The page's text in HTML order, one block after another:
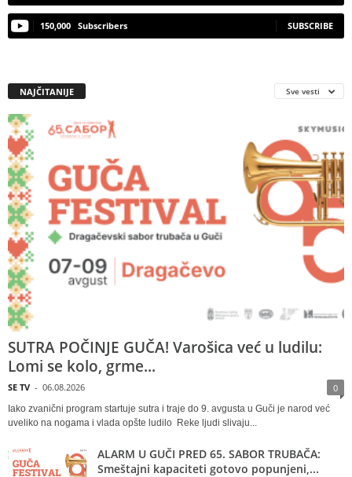
150,000 Subscribers SUBSCRIBE
NAJČITANIJE Sve vesti
SUTRA POČINJE GUČA! Varošica već u ludilu:
Lomi se kolo, grme...
SE TV - 06.08.2026 0
Iako zvanični program startuje sutra i traje do 9. avgusta u Guči je narod već
uveliko na nogama i vlada opšte ludilo Reke ljudi slivaju...
ALARM U GUČI PRED 65. SABOR TRUBAČA:
Smeštajni kapaciteti gotovo popunjeni,...